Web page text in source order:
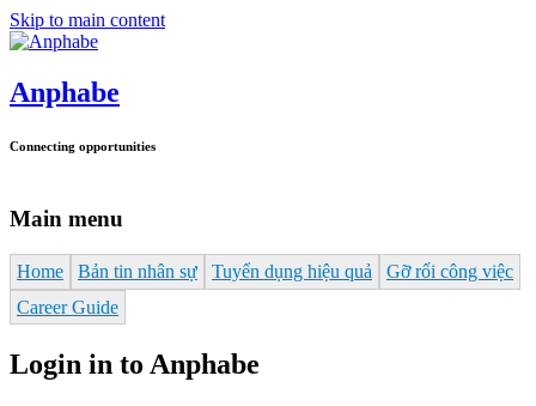
Skip to main content
Anphabe
Connecting opportunities
Main menu
Home Bản tin nhân sự Tuyển dụng hiệu quả
Gỡ rối công việc
Career Guide
Login in to Anphabe